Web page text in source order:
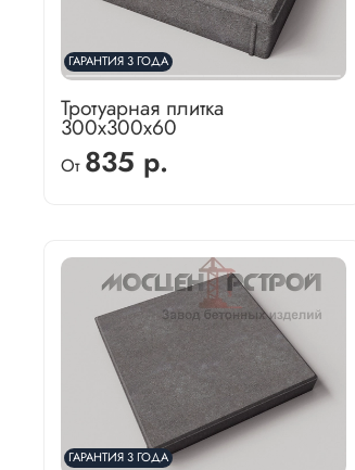
ГАРАНТИЯ 3 ГОДА
Тротуарная плитка
300х300х60
От 835 р.
ГАРАНТИЯ 3 ГОДА